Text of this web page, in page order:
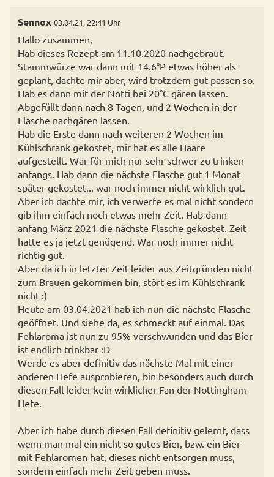
Sennox 03.04.21, 22:41 Uhr
Hallo zusammen,
Hab dieses Rezept am 11.10.2020 nachgebraut.
Stammwürze war dann mit 14.6°P etwas höher als
geplant, dachte mir aber, wird trotzdem gut passen so.
Hab es dann mit der Notti bei 20°C gären lassen.
Abgefüllt dann nach 8 Tagen, und 2 Wochen in der
Flasche nachgären lassen.
Hab die Erste dann nach weiteren 2 Wochen im
Kühlschrank gekostet, mir hat es alle Haare
aufgestellt. War für mich nur sehr schwer zu trinken
anfangs. Hab dann die nächste Flasche gut 1 Monat
später gekostet... war noch immer nicht wirklich gut.
Aber ich dachte mir, ich verwerfe es mal nicht sondern
gib ihm einfach noch etwas mehr Zeit. Hab dann
anfang März 2021 die nächste Flasche gekostet. Zeit
hatte es ja jetzt genügend. War noch immer nicht
richtig gut.
Aber da ich in letzter Zeit leider aus Zeitgründen nicht
zum Brauen gekommen bin, stört es im Kühlschrank
nicht :)
Heute am 03.04.2021 hab ich nun die nächste Flasche
geöffnet. Und siehe da, es schmeckt auf einmal. Das
Fehlaroma ist nun zu 95% verschwunden und das Bier
ist endlich trinkbar :D
Werde es aber definitiv das nächste Mal mit einer
anderen Hefe ausprobieren, bin besonders auch durch
diesen Fall leider kein wirklicher Fan der Nottingham
Hefe.
Aber ich habe durch diesen Fall definitiv gelernt, dass
wenn man mal ein nicht so gutes Bier, bzw. ein Bier
mit Fehlaromen hat, dieses nicht entsorgen muss,
sondern einfach mehr Zeit geben muss.